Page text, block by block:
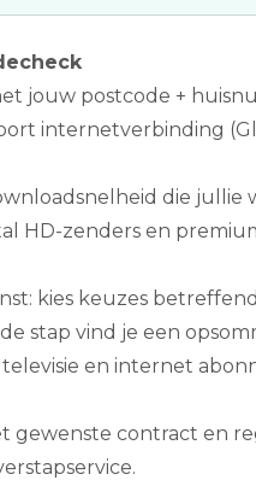
jouw postcode +
internetverbinding
die jullie
HD-zenders en
kies keuzes
stap vind je een
en internet
gewenste contract en